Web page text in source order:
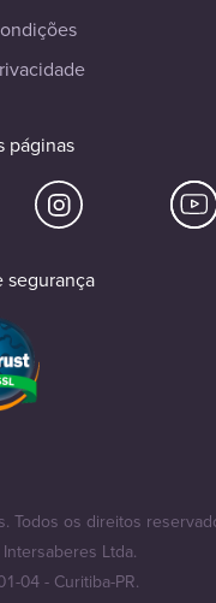
páginas
segurança
Todos os direitos
Ltda.
04 - Curitiba-PR.